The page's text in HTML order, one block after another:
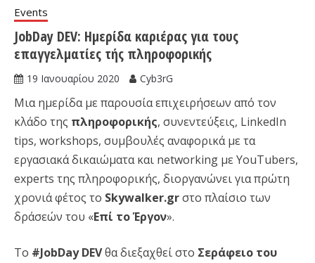
Events
JobDay DEV: Ημερίδα καριέρας για τους
επαγγελματίες τής πληροφορικής
19 Ιανουαρίου 2020 Cyb3rG
Μια ημερίδα με παρουσία επιχειρήσεων από τον
κλάδο της πληροφορικής, συνεντεύξεις, LinkedIn
tips, workshops, συμβουλές αναφορικά με τα
εργασιακά δικαιώματα και networking με YouTubers,
experts της πληροφορικής, διοργανώνει για πρώτη
χρονιά φέτος το Skywalker.grστο πλαίσιο των
δράσεών του «Επί το Έργον».
Το #JobDayDEVθα διεξαχθεί στο Σεράφειο του